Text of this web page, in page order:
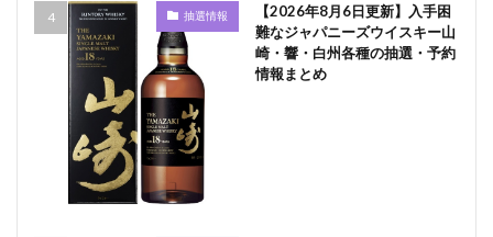
抽選情報
【2026年8月6日更新】入手困
難なジャパニーズウイスキー山
崎・響・白州各種の抽選・予約
情報まとめ